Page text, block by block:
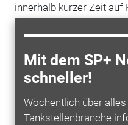
Mit dem SP+
schneller!
Wöchentlich über
Tankstellenbranche
innerhalb kurzer Zeit
frischer Filterkaffee in
werden sollen". Zudem
Kaffeemaschine die
Mengen, beispielsweise
oder ein Kännchen. (ms)